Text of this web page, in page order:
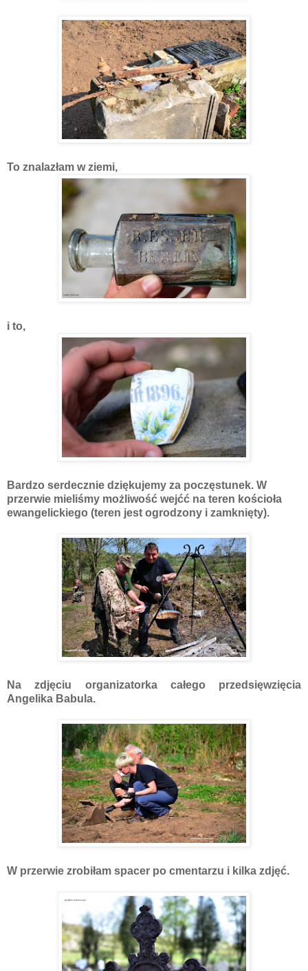
To znalazłam w ziemi,
i to,
Bardzo serdecznie dziękujemy za poczęstunek. W
przerwie mieliśmy możliwość wejćć na teren kościoła
ewangelickiego (teren jest ogrodzony i zamknięty).
Na zdjęciu organizatorka całego przedsięwzięcia
Angelika Babula.
W przerwie zrobiłam spacer po cmentarzu i kilka zdjęć.